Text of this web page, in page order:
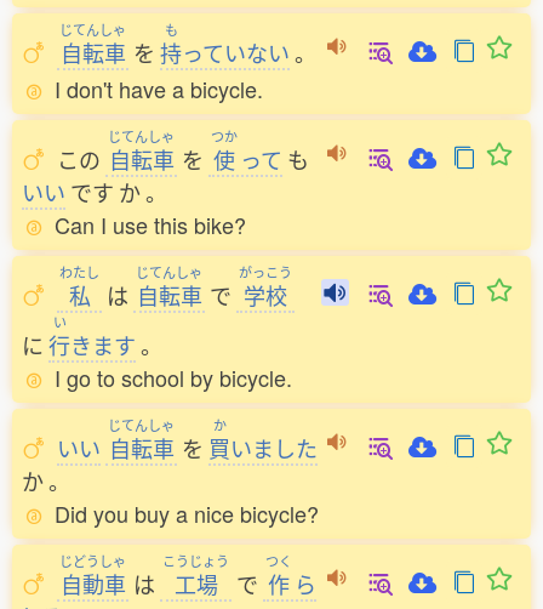
じてんしゃ
自転車 を
も
持っていない。
I don't have a bicycle.
この
じてんしゃ
自転車 を
つか
使 って も
いい です か。
Can I use this bike?
わたし
私 は
じてんしゃ
自転車 で
がっこう
学校
に
い
行きます。
I go to school by bicycle.
いい
じてんしゃ
自転車 を
か
買いました
か。
Did you buy a nice bicycle?
じどうしゃ
自動車 は
こうじょう
工場 で
つく
作 ら